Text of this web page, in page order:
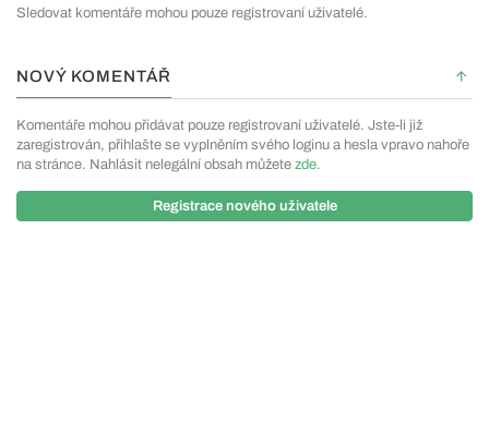
Sledovat komentáře mohou pouze registrovaní uživatelé.
NOVÝ KOMENTÁŘ
Komentáře mohou přidávat pouze registrovaní uživatelé. Jste-li již
zaregistrován, přihlašte se vyplněním svého loginu a hesla vpravo nahoře
na stránce. Nahlásit nelegální obsah můžete zde.
Registrace nového uživatele